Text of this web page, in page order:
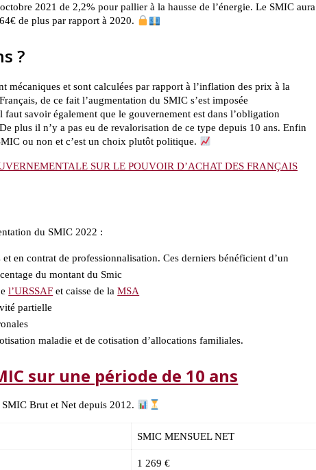
2021 de 2,2% pour pallier à la hausse de l’énergie. Le SMIC aura
de plus par rapport à 2020.
?
mécaniques et sont calculées par rapport à l’inflation des prix à la
de ce fait l’augmentation du SMIC s’est imposée
savoir également que le gouvernement est dans l’obligation
plus il n’y a pas eu de revalorisation de ce type depuis 10 ans. Enfin
ou non et c’est un choix plutôt politique.
SUR LE POUVOIR D’ACHAT DES FRANÇAIS
du SMIC 2022 :
en contrat de professionnalisation. Ces derniers bénéficient d’un
du montant du Smic
l’URSSAF et caisse de laMSA
partielle
maladie et de cotisation d’allocations familiales.
sur une période de 10 ans
Brut et Net depuis 2012.
SMIC MENSUEL NET
1 269 €